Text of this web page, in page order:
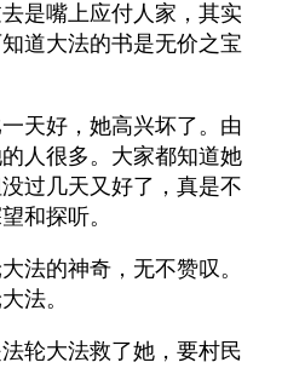
是嘴上应付人家，其实
道大法的书是无价之宝
天好，她高兴坏了。由
人很多。大家都知道她
过几天又好了，真是不
和探听。
法的神奇，无不赞叹。
法。
轮大法救了她，要村民